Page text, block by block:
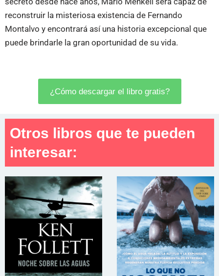
reconstruir la misteriosa existencia de Fernando
Montalvo y encontrará así una historia excepcional que
puede brindarle la gran oportunidad de su vida.
¿Cómo descargar el libro gratis?
Otros libros que te pueden
interesar: